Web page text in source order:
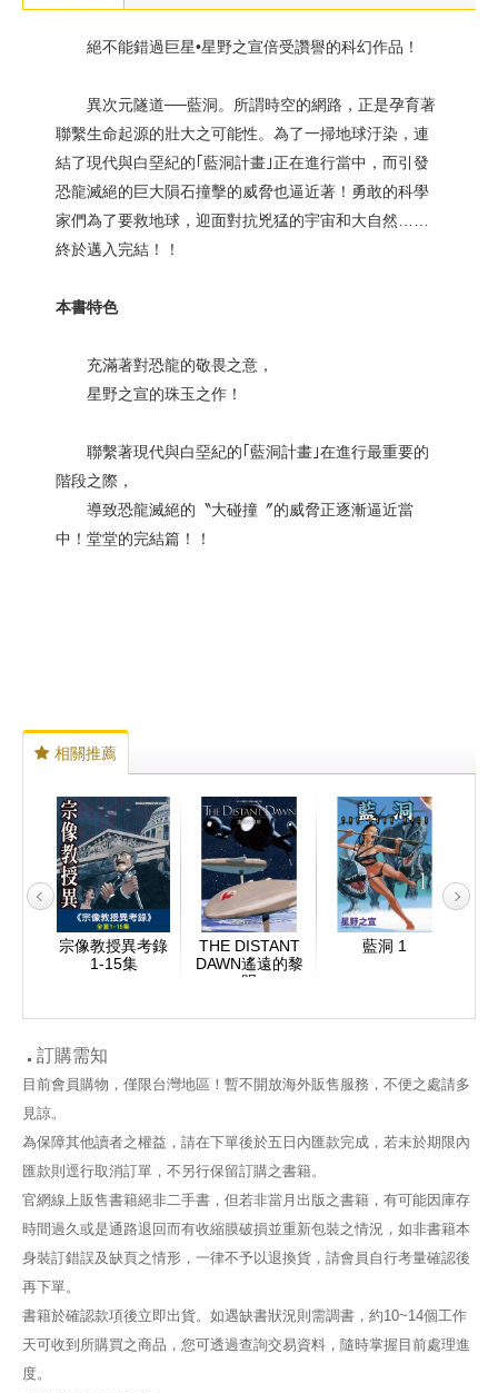
絕不能錯過巨星•星野之宣倍受讚譽的科幻作品！
異次元隧道──藍洞。所謂時空的網路，正是孕育著
聯繫生命起源的壯大之可能性。為了一掃地球汙染，連
結了現代與白堊紀的｢藍洞計畫｣正在進行當中，而引發
恐龍滅絕的巨大隕石撞擊的威脅也逼近著！勇敢的科學
家們為了要救地球，迎面對抗兇猛的宇宙和大自然……
終於邁入完結！！
本書特色
充滿著對恐龍的敬畏之意，
星野之宣的珠玉之作！
聯繫著現代與白堊紀的｢藍洞計畫｣在進行最重要的
階段之際，
導致恐龍滅絕的〝大碰撞〞的威脅正逐漸逼近當
中！堂堂的完結篇！！
相關推薦
宗像教授異考錄
1-15集
THE DISTANT
DAWN遙遠的黎
明
藍洞 1
訂購需知
目前會員購物，僅限台灣地區！暫不開放海外販售服務，不便之處請多
見諒。
為保障其他讀者之權益，請在下單後於五日內匯款完成，若未於期限內
匯款則逕行取消訂單，不另行保留訂購之書籍。
官網線上販售書籍絕非二手書，但若非當月出版之書籍，有可能因庫存
時間過久或是通路退回而有收縮膜破損並重新包裝之情況，如非書籍本
身裝訂錯誤及缺頁之情形，一律不予以退換貨，請會員自行考量確認後
再下單。
書籍於確認款項後立即出貨。如遇缺書狀況則需調書，約10~14個工作
天可收到所購買之商品，您可透過查詢交易資料，隨時掌握目前處理進
度。